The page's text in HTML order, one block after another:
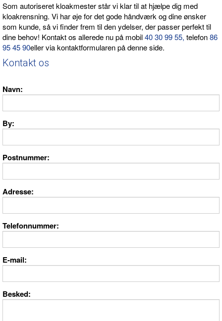
Som autoriseret kloakmester står vi klar til at hjælpe dig med
kloakrensning. Vi har øje for det gode håndværk og dine ønsker
som kunde, så vi finder frem til den ydelser, der passer perfekt til
dine behov! Kontakt os allerede nu på mobil40 30 99 55, telefon86
95 45 90eller via kontaktformularen på denne side.
Kontakt os
Navn
By
Postnummer
Adresse
Telefonnummer
E-mail
Besked